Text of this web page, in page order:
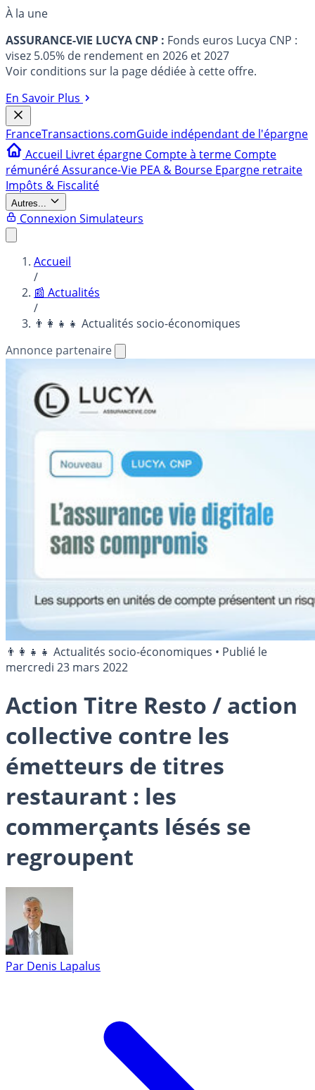
À la une
ASSURANCE-VIE LUCYA CNP : Fonds euros Lucya CNP :
visez 5.05% de rendement en 2026 et 2027
Voir conditions sur la page dédiée à cette offre.
En Savoir Plus
FranceTransactions.comGuide indépendant de l'épargne
Accueil Livret épargne Compte à terme Compte
rémunéréAssurance-Vie PEA & Bourse Epargne retraite
Impôts & Fiscalité
Autres...
Connexion Simulateurs
Accueil
/
📰 Actualités
/
👨‍👩‍👧‍👧 Actualités socio-économiques
Annonce partenaire
👨‍👩‍👧‍👧 Actualités socio-économiques • Publié le
mercredi 23 mars 2022
Action Titre Resto / action
collective contre les
émetteurs de titres
restaurant : les
commerçants lésés se
regroupent
Par Denis Lapalus